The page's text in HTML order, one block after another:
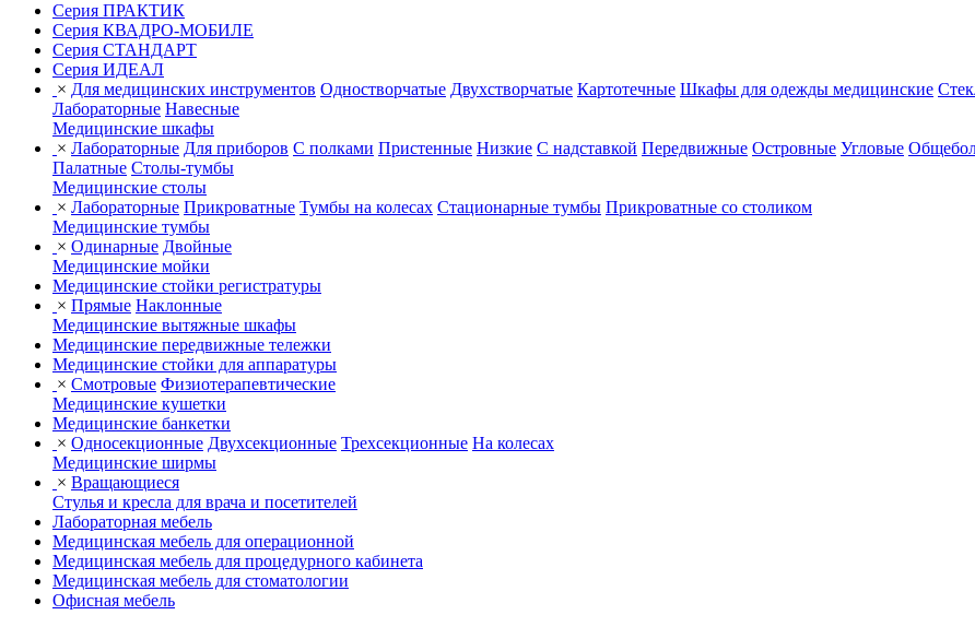
Серия ПРАКТИК
Серия КВАДРО-МОБИЛЕ
Серия СТАНДАРТ
Серия ИДЕАЛ
× Для медицинских инструментов Одностворчатые Двухстворчатые Картотечные Шкафы для одежды медицинские
Лабораторные Навесные
Медицинские шкафы
× Лабораторные Для приборов С полками Пристенные Низкие С надставкой Передвижные Островные Угловые
Палатные Столы-тумбы
Медицинские столы
× Лабораторные Прикроватные Тумбы на колесах Стационарные тумбы Прикроватные со столиком
Медицинские тумбы
× Одинарные Двойные
Медицинские мойки
Медицинские стойки регистратуры
× Прямые Наклонные
Медицинские вытяжные шкафы
Медицинские передвижные тележки
Медицинские стойки для аппаратуры
× Смотровые Физиотерапевтические
Медицинские кушетки
Медицинские банкетки
× Односекционные Двухсекционные Трехсекционные На колесах
Медицинские ширмы
× Вращающиеся
Стулья и кресла для врача и посетителей
Лабораторная мебель
Медицинская мебель для операционной
Медицинская мебель для процедурного кабинета
Медицинская мебель для стоматологии
Офисная мебель